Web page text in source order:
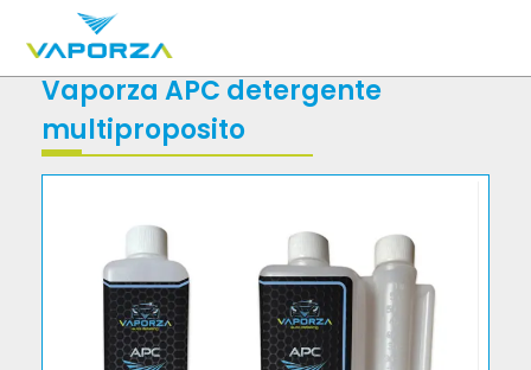
Vaporza APC detergente
multiproposito